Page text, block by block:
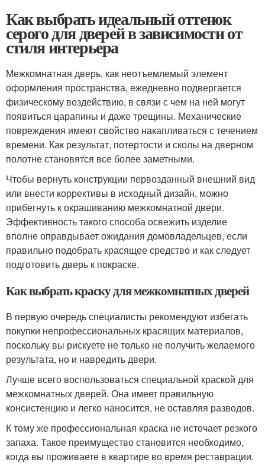
Как выбрать идеальный оттенок
серого для дверей в зависимости от
стиля интерьера
Межкомнатная дверь, как неотъемлемый элемент
оформления пространства, ежедневно подвергается
физическому воздействию, в связи с чем на ней могут
появиться царапины и даже трещины. Механические
повреждения имеют свойство накапливаться с течением
времени. Как результат, потертости и сколы на дверном
полотне становятся все более заметными.
Чтобы вернуть конструкции первозданный внешний вид
или внести коррективы в исходный дизайн, можно
прибегнуть к окрашиванию межкомнатной двери.
Эффективность такого способа освежить изделие
вполне оправдывает ожидания домовладельцев, если
правильно подобрать красящее средство и как следует
подготовить дверь к покраске.
Как выбрать краску для межкомнатных дверей
В первую очередь специалисты рекомендуют избегать
покупки непрофессиональных красящих материалов,
поскольку вы рискуете не только не получить желаемого
результата, но и навредить двери.
Лучше всего воспользоваться специальной краской для
межкомнатных дверей. Она имеет правильную
консистенцию и легко наносится, не оставляя разводов.
К тому же профессиональная краска не источает резкого
запаха. Такое преимущество становится необходимо,
когда вы проживаете в квартире во время реставрации.